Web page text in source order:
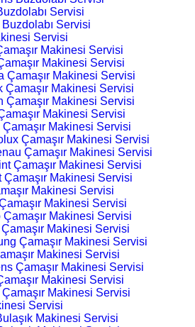
Servisi
Servisi
Servisi
Makinesi Servisi
Makinesi Servisi
Çamaşır Makinesi Servisi
Çamaşır Makinesi Servisi
Çamaşır Makinesi Servisi
Makinesi Servisi
Çamaşır Makinesi Servisi
Çamaşır Makinesi Servisi
Çamaşır Makinesi Servisi
Çamaşır Makinesi Servisi
Çamaşır Makinesi Servisi
Makinesi Servisi
Makinesi Servisi
Çamaşır Makinesi Servisi
Makinesi Servisi
Çamaşır Makinesi Servisi
Makinesi Servisi
Çamaşır Makinesi Servisi
Makinesi Servisi
Makinesi Servisi
Servisi
Makinesi Servisi